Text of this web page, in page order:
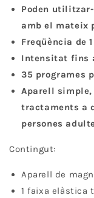
Poden
amb el mateix
Freqüència de
Intensitat fins
35 programes
Aparell
tractaments a
persones
Contingut:
Aparell de
1 faixa elàstica